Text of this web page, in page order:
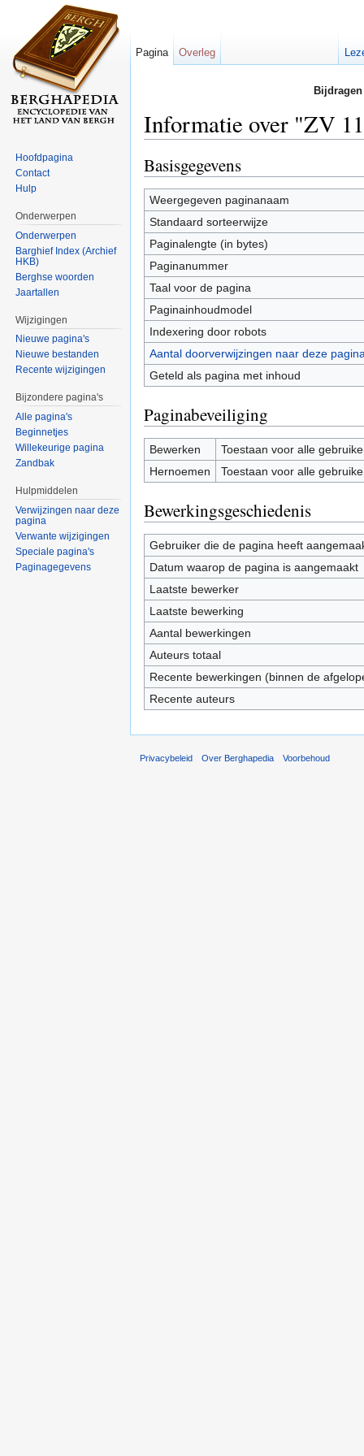
Informatie over "ZV
Basisgegevens
Weergegeven paginanaam
Standaard sorteerwijze
Paginalengte (in bytes)
Paginanummer
Taal voor de pagina
Paginainhoudmodel
Indexering door robots
Aantal doorverwijzingen naar deze
Geteld als pagina met inhoud
Paginabeveiliging
Bewerken
Toestaan voor alle
Hernoemen
Toestaan voor alle
Bewerkingsgeschiedenis
Gebruiker die de pagina heeft
Datum waarop de pagina is aangemaakt
Laatste bewerker
Laatste bewerking
Aantal bewerkingen
Auteurs totaal
Recente bewerkingen (binnen de
Recente auteurs
Pagina Overleg
Hoofdpagina
Contact
Hulp
Onderwerpen
Onderwerpen
Barghief Index (Archief
HKB)
Berghse woorden
Jaartallen
Wijzigingen
Nieuwe pagina's
Nieuwe bestanden
Recente wijzigingen
Bijzondere pagina's
Alle pagina's
Beginnetjes
Willekeurige pagina
Zandbak
Hulpmiddelen
Verwijzingen naar deze
pagina
Verwante wijzigingen
Speciale pagina's
Paginagegevens
Privacybeleid Over Berghapedia Voorbehoud